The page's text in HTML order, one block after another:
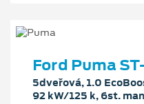
Ford Puma
5dveřová, 1.0
92 kW/125 k, 6st.